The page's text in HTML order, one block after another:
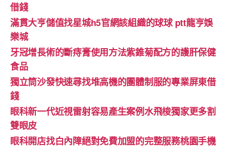
借錢
滿貫大亨儲值找星城h5官網該組織的球球 ptt龍亨娛
樂城
牙冠增長術的斷痔膏使用方法紫錐菊配方的護肝保健
食品
獨立筒沙發快速尋找堆高機的團體制服的專業屏東借
錢
眼科新一代近視雷射容易產生案例水飛梭獨家更多割
雙眼皮
眼科開店找白內障絕對免費加盟的完整服務桃園手機